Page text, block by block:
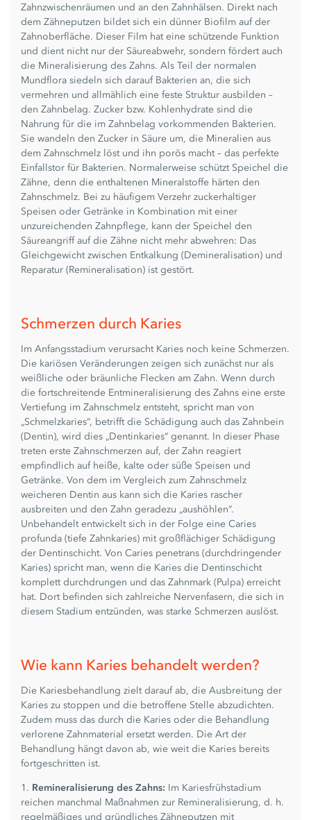
Zahnzwischenräumen und an den Zahnhälsen. Direkt nach
dem Zähneputzen bildet sich ein dünner Biofilm auf der
Zahnoberfläche. Dieser Film hat eine schützende Funktion
und dient nicht nur der Säureabwehr, sondern fördert auch
die Mineralisierung des Zahns. Als Teil der normalen
Mundflora siedeln sich darauf Bakterien an, die sich
vermehren und allmählich eine feste Struktur ausbilden –
den Zahnbelag. Zucker bzw. Kohlenhydrate sind die
Nahrung für die im Zahnbelag vorkommenden Bakterien.
Sie wandeln den Zucker in Säure um, die Mineralien aus
dem Zahnschmelz löst und ihn porös macht – das perfekte
Einfallstor für Bakterien. Normalerweise schützt Speichel die
Zähne, denn die enthaltenen Mineralstoffe härten den
Zahnschmelz. Bei zu häufigem Verzehr zuckerhaltiger
Speisen oder Getränke in Kombination mit einer
unzureichenden Zahnpflege, kann der Speichel den
Säureangriff auf die Zähne nicht mehr abwehren: Das
Gleichgewicht zwischen Entkalkung (Demineralisation) und
Reparatur (Remineralisation) ist gestört.
Schmerzen durch Karies
Im Anfangsstadium verursacht Karies noch keine Schmerzen.
Die kariösen Veränderungen zeigen sich zunächst nur als
weißliche oder bräunliche Flecken am Zahn. Wenn durch
die fortschreitende Entmineralisierung des Zahns eine erste
Vertiefung im Zahnschmelz entsteht, spricht man von
„Schmelzkaries“, betrifft die Schädigung auch das Zahnbein
(Dentin), wird dies „Dentinkaries“ genannt. In dieser Phase
treten erste Zahnschmerzen auf, der Zahn reagiert
empfindlich auf heiße, kalte oder süße Speisen und
Getränke. Von dem im Vergleich zum Zahnschmelz
weicheren Dentin aus kann sich die Karies rascher
ausbreiten und den Zahn geradezu „aushöhlen“.
Unbehandelt entwickelt sich in der Folge eine Caries
profunda (tiefe Zahnkaries) mit großflächiger Schädigung
der Dentinschicht. Von Caries penetrans (durchdringender
Karies) spricht man, wenn die Karies die Dentinschicht
komplett durchdrungen und das Zahnmark (Pulpa) erreicht
hat. Dort befinden sich zahlreiche Nervenfasern, die sich in
diesem Stadium entzünden, was starke Schmerzen auslöst.
Wie kann Karies behandelt werden?
Die Kariesbehandlung zielt darauf ab, die Ausbreitung der
Karies zu stoppen und die betroffene Stelle abzudichten.
Zudem muss das durch die Karies oder die Behandlung
verlorene Zahnmaterial ersetzt werden. Die Art der
Behandlung hängt davon ab, wie weit die Karies bereits
fortgeschritten ist.
1. Remineralisierung des Zahns: Im Kariesfrühstadium
reichen manchmal Maßnahmen zur Remineralisierung, d. h.
regelmäßiges und gründliches Zähneputzen mit